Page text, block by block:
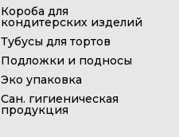
Короба для
кондитерских изделий
Тубусы для тортов
Подложки и подносы
Эко упаковка
Сан. гигиеническая
продукция